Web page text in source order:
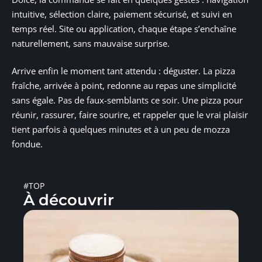
intuitive, sélection claire, paiement sécurisé, et suivi en
temps réel. Site ou application, chaque étape s’enchaîne
naturellement, sans mauvaise surprise.
Arrive enfin le moment tant attendu : déguster. La pizza
fraîche, arrivée à point, redonne au repas une simplicité
sans égale. Pas de faux-semblants ce soir. Une pizza pour
réunir, rassurer, faire sourire, et rappeler que le vrai plaisir
tient parfois à quelques minutes et à un peu de mozza
fondue.
#TOP
À découvrir